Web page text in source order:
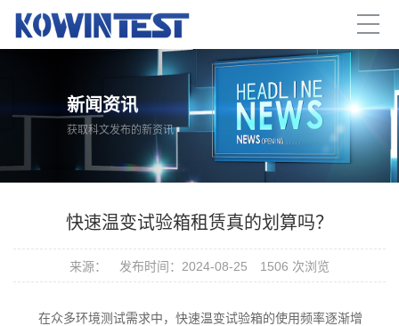
新闻资讯
获取科文发布的新资讯
快速温变试验箱租赁真的划算吗？
来源： 发布时间：2024-08-25 1506 次浏览
在众多环境测试需求中， 快速温变试验箱的使用频率逐渐增